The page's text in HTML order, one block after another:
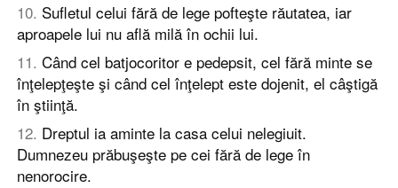
10. Sufletul celui fără de lege pofteşte răutatea, iar
aproapele lui nu află milă în ochii lui.
11. Când cel batjocoritor e pedepsit, cel fără minte se
înţelepţeşte şi când cel înţelept este dojenit, el câştigă
în ştiinţă.
12. Dreptul ia aminte la casa celui nelegiuit.
Dumnezeu prăbuşeşte pe cei fără de lege în
nenorocire.